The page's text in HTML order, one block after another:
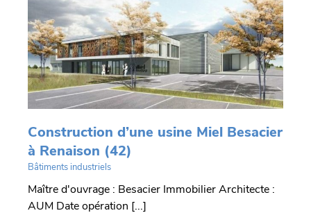
Construction d’une usine Miel Besacier
à Renaison (42)
Bâtiments industriels
Maître d'ouvrage : Besacier Immobilier Architecte :
AUM Date opération [...]